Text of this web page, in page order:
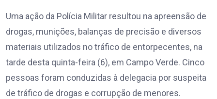
Uma ação da Polícia Militar resultou na apreensão de
drogas, munições, balanças de precisão e diversos
materiais utilizados no tráfico de entorpecentes, na
tarde desta quinta-feira (6), em Campo Verde. Cinco
pessoas foram conduzidas à delegacia por suspeita
de tráfico de drogas e corrupção de menores.